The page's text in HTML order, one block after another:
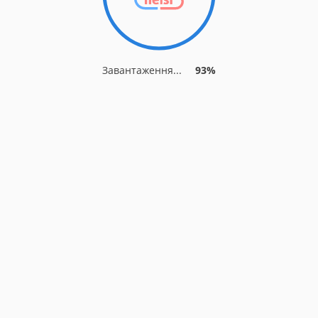
Завантаження... 93%